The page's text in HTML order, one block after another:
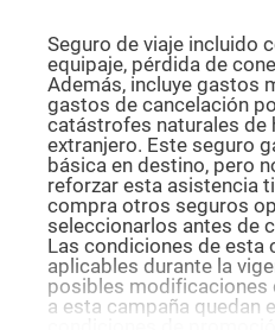
Seguro de viaje incluido
equipaje, pérdida de
Además, incluye gastos
gastos de cancelación
catástrofes naturales de
extranjero. Este seguro
básica en destino, pero
reforzar esta asistencia
compra otros seguros
seleccionarlos antes de
Las condiciones de esta
aplicables durante la
posibles modificaciones
a esta campaña quedan